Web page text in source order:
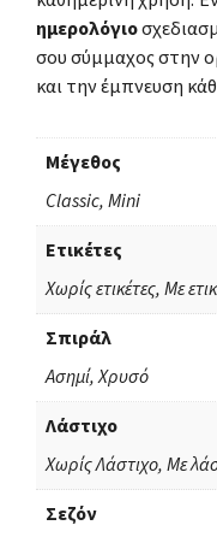
ημερολόγιο
σου σύμμαχος στην
και την έμπνευση
Μέγεθος
Classic, Mini
Ετικέτες
Χωρίς ετικέτες, Με
Σπιράλ
Ασημί, Χρυσό
Λάστιχο
Χωρίς Λάστιχο, Με
Σεζόν